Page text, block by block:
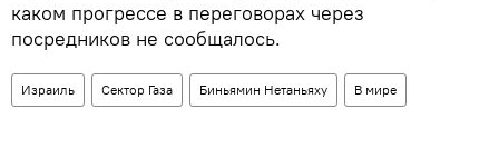
каком прогрессе в переговорах через
посредников не сообщалось.
Израиль Сектор Газа Биньямин Нетаньяху В мире